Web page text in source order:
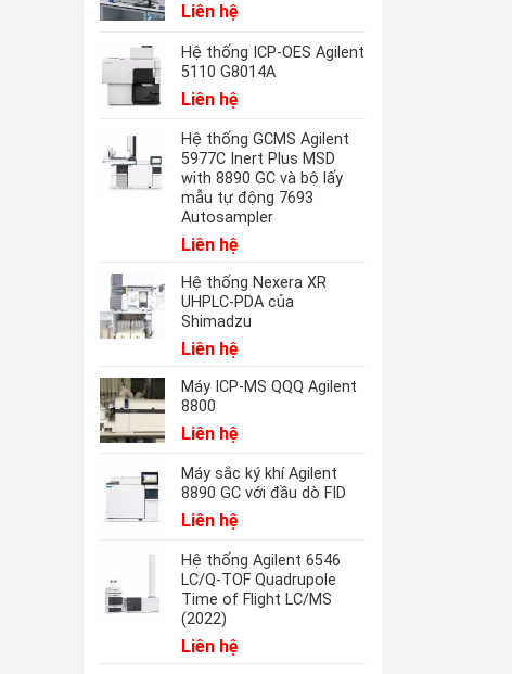
Liên hệ
Hệ thống ICP-OES Agilent
5110 G8014A
Liên hệ
Hệ thống GCMS Agilent
5977C Inert Plus MSD
with 8890 GC và bộ lấy
mẫu tự động 7693
Autosampler
Liên hệ
Hệ thống Nexera XR
UHPLC-PDA của
Shimadzu
Liên hệ
Máy ICP-MS QQQ Agilent
8800
Liên hệ
Máy sắc ký khí Agilent
8890 GC với đầu dò FID
Liên hệ
Hệ thống Agilent 6546
LC/Q-TOF Quadrupole
Time of Flight LC/MS
(2022)
Liên hệ